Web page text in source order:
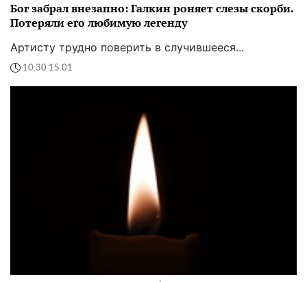
Бог забрал внезапно: Галкин роняет слезы скорби.
Потеряли его любимую легенду
Артисту трудно поверить в случившееся...
10:30 15.01